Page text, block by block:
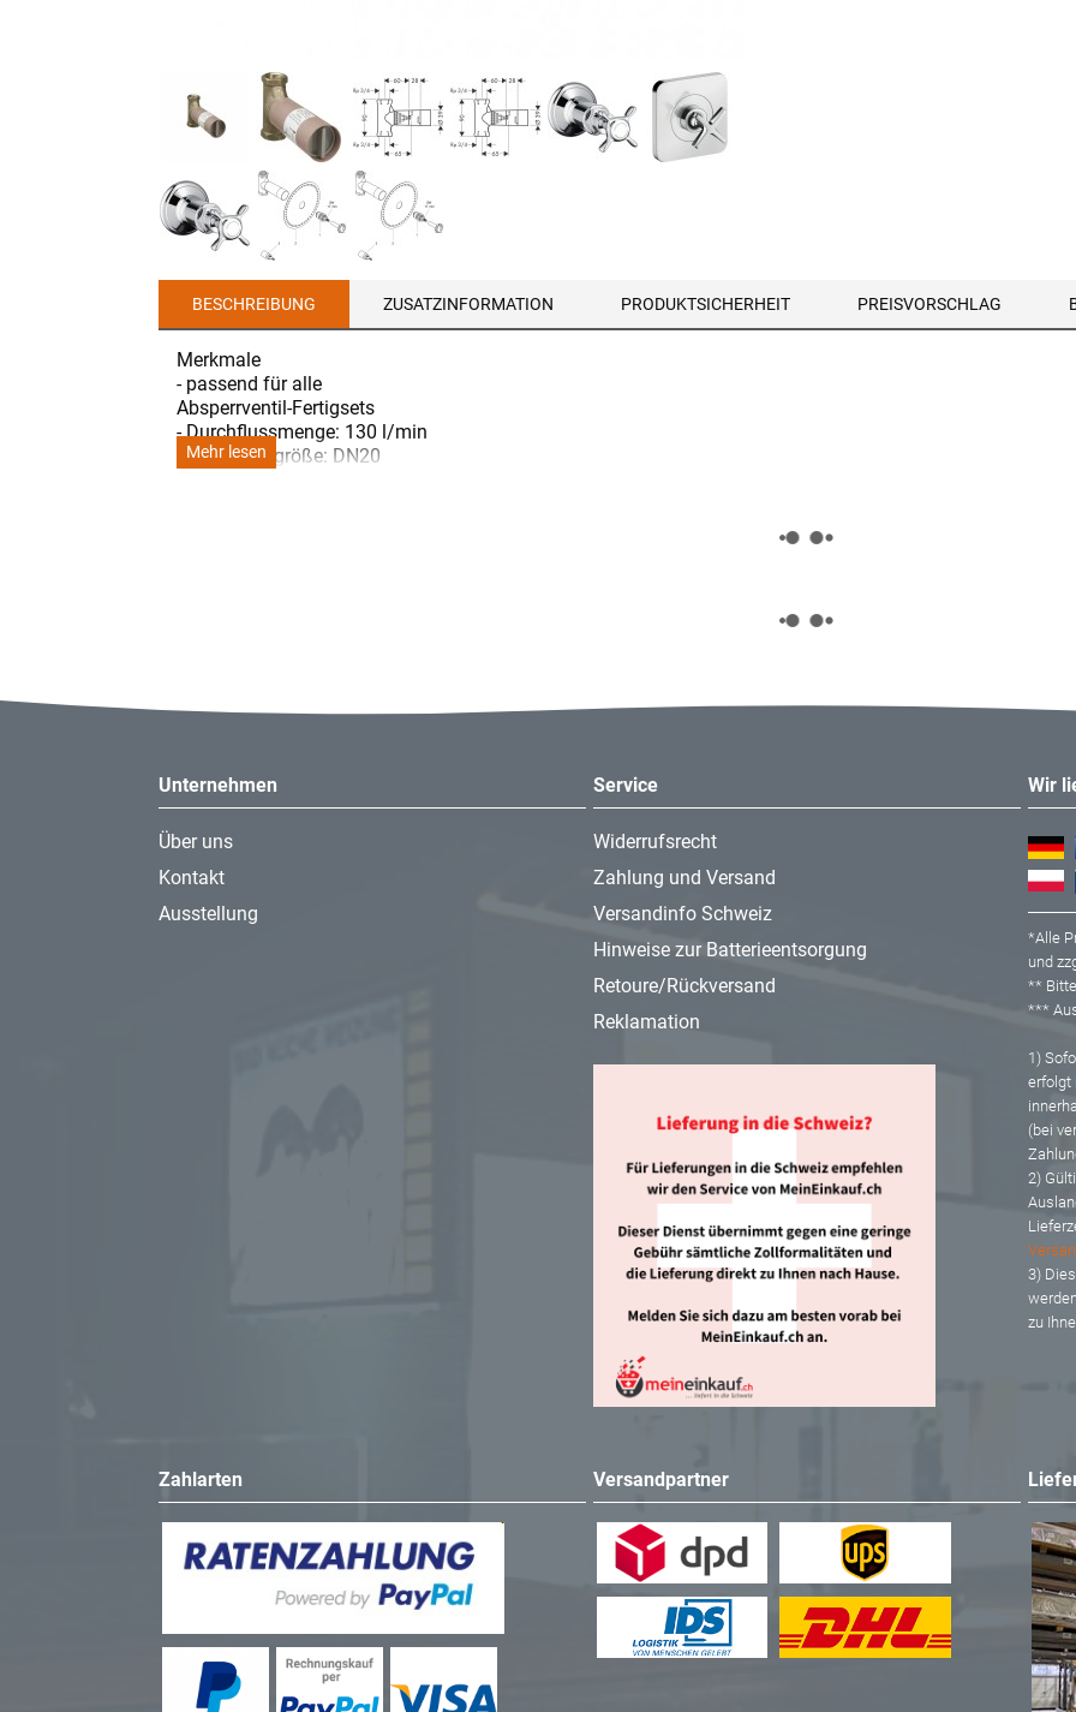
BESCHREIBUNG ZUSATZINFORMATION PRODUKTSICHERHEIT PREISVORSCHLAG
Merkmale
- passend für alle
Absperrventil-Fertigsets
- Durchflussmenge: 130 l/min
- Anschlussgröße: DN20
Mehr lesen
Unternehmen
Über uns
Kontakt
Ausstellung
Service
Widerrufsrecht
Zahlung und Versand
Versandinfo Schweiz
Hinweise zur Batterieentsorgung
Retoure/Rückversand
Reklamation
Wir
*Alle
und
**
***
1)
erfolgt
(bei
2)
3)
zu
Zahlarten Versandpartner